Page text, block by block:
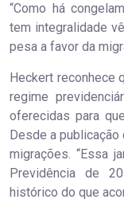
“Como há
tem integralidade
pesa a favor da
Heckert reconhece
regime
oferecidas para
Desde a
migrações. “Essa
Previdência de
histórico do que